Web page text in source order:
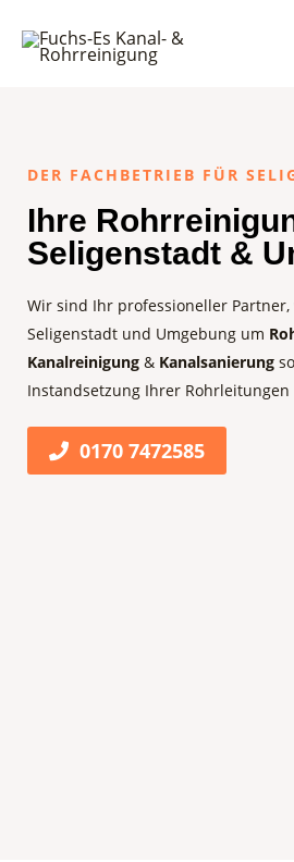
DER FACHBETRIEB FÜR
Ihre
Seligenstadt &
Wir sind Ihr professioneller Partner,
Seligenstadt und Umgebung um
Kanalreinigung & Kanalsanierung
Instandsetzung Ihrer
0170 7472585